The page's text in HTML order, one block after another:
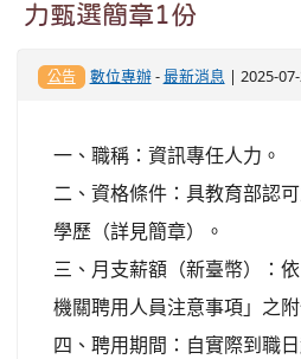
力甄選簡章1份
公告 數位專辦-最新消息 | 2025-
一、職稱：資訊專任人力。
二、資格條件：具教育部認
學歷（詳見簡章）。
三、月支薪額（新臺幣）：
機關聘用人員注意事項」之
四、聘用期間：自實際到職